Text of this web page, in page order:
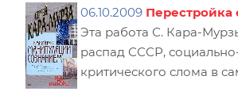
06.10.2009 Перестройка
Эта работа С. Кара-
распад СССР,
критического слома в